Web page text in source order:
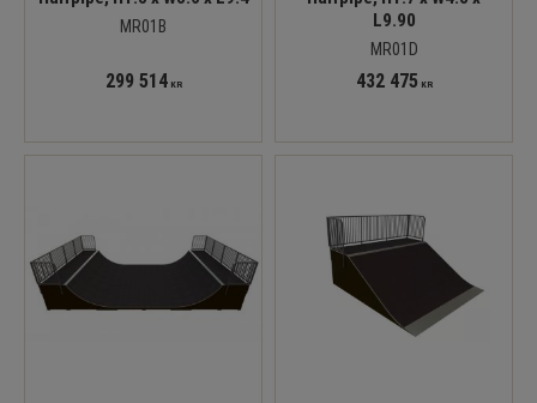
MR01B
299 514KR
L9.90
MR01D
432 475 KR